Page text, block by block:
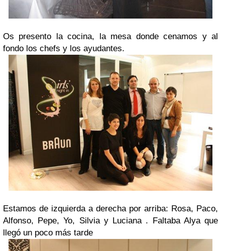
Os presento la cocina, la mesa donde cenamos y al
fondo los chefs y los ayudantes.
Estamos de izquierda a derecha por arriba: Rosa, Paco,
Alfonso, Pepe, Yo, Silvia y Luciana . Faltaba Alya que
llegó un poco más tarde